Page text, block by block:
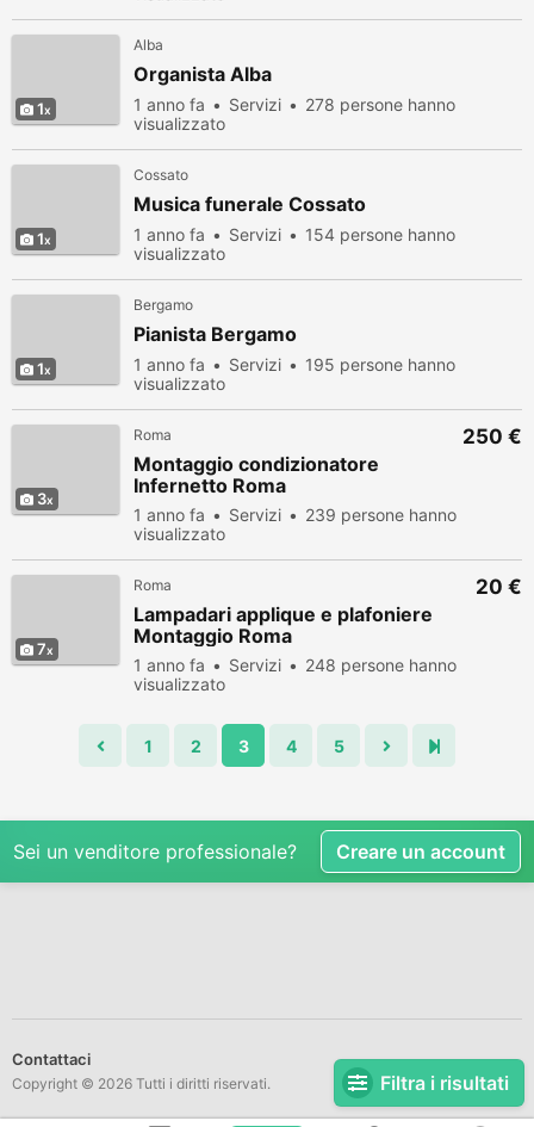
Filtra i risultati
1
Alba
Organista Alba
1 anno fa Servizi
278 persone hanno
visualizzato
1
Cossato
Musica funerale Cossato
1 anno fa Servizi
154 persone hanno
visualizzato
1
Bergamo
Pianista Bergamo
1 anno fa Servizi
195 persone hanno
visualizzato
3
Roma
Montaggio condizionatore
Infernetto Roma
1 anno fa Servizi
239 persone hanno
visualizzato
250 €
7
Roma
Lampadari applique e plafoniere
Montaggio Roma
1 anno fa Servizi
248 persone hanno
visualizzato
20 €
1 2 3 4 5
Sei un venditore professionale? Creare un account
Contattaci
Copyright © 2026 Tutti i diritti riservati.